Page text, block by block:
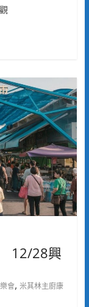
12/28興
會, 米其林主廚康